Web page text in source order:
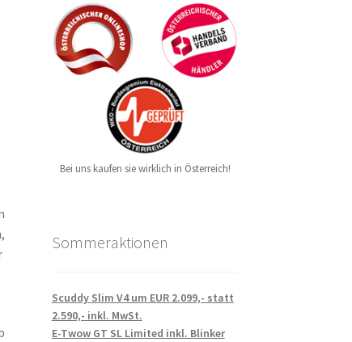
Bei uns kaufen sie wirklich in Österreich!
Sommeraktionen
Scuddy Slim V4 um EUR 2.099,- statt
2.590,- inkl. MwSt.
E-Twow GT SL Limited inkl. Blinker